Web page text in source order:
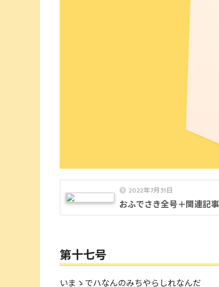
2022年7月31日
おふでさき全号＋関連記事
第十七号
いまゝでハなんのみちやらしれなんだ